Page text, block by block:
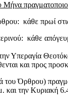
Μήνα
κάθε πρωί
κάθε
Υπεραγία
και προς
Όρθρου)
και την Κυριακή